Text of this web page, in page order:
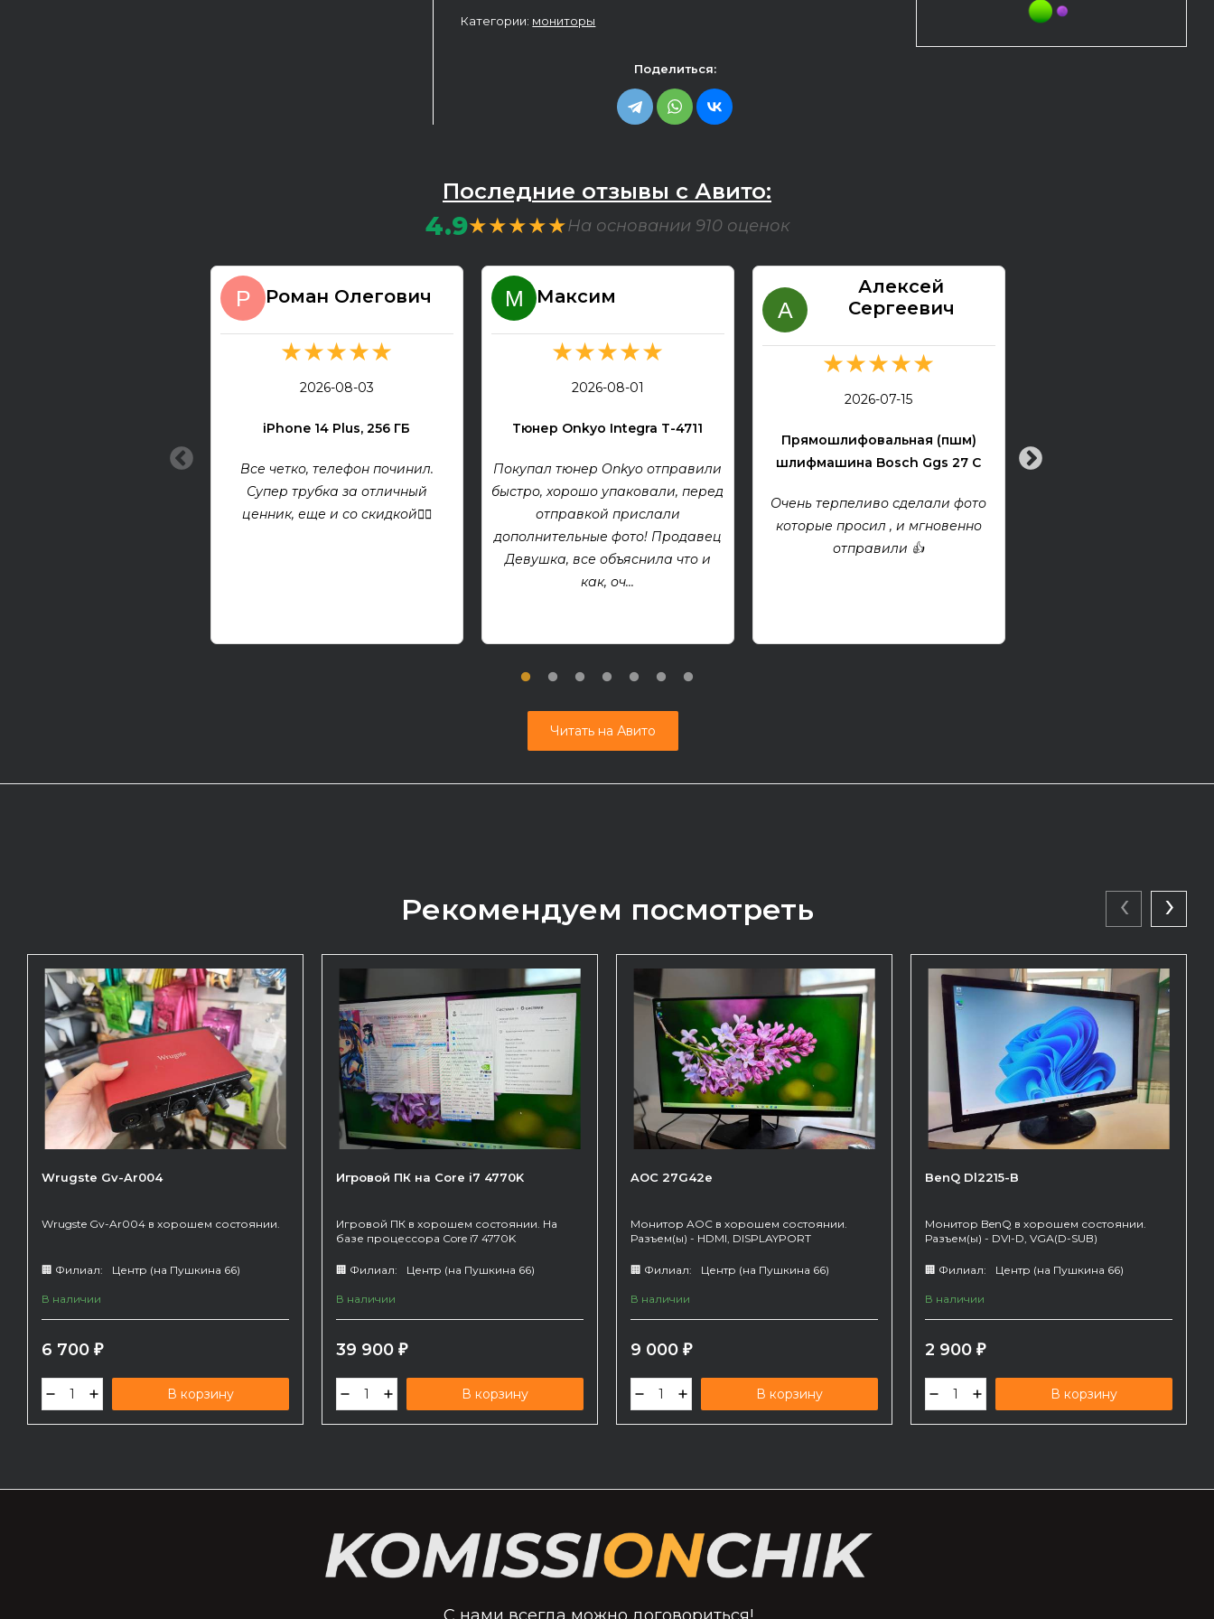
Категории: мониторы
Поделиться:
Последние отзывы с Авито:
4.9★★★★★На основании 910 оценок
Роман Олегович
★★★★★
2026-08-03
iPhone 14 Plus, 256 ГБ
Все четко, телефон починил.
Супер трубка за отличный
ценник, еще и со скидкой👍🏻
Максим
★★★★★
2026-08-01
Тюнер Onkyo Integra T-4711
Покупал тюнер Onkyo отправили
быстро, хорошо упаковали, перед
отправкой прислали
дополнительные фото! Продавец
Девушка, все объяснила что и
как, оч...
Алексей
Сергеевич
★★★★★
2026-07-15
Прямошлифовальная (пшм)
шлифмашина Bosch Ggs 27 C
Очень терпеливо сделали фото
которые просил , и мгновенно
отправили 👍
Все хорошо! Гитара
Читать на Авито
Рекомендуем посмотреть
Wrugste Gv-Ar004
Wrugste Gv-Ar004 в хорошем состоянии.
🏢 Филиал: Центр (на Пушкина 66)
В наличии
6 700 ₽
В корзину
Игровой ПК на Core i7 4770K
Игровой ПК в хорошем состоянии. На
базе процессора Core i7 4770K
🏢 Филиал: Центр (на Пушкина 66)
В наличии
39 900 ₽
В корзину
AOC 27G42e
Монитор AOC в хорошем состоянии.
Разъем(ы) - HDMI, DISPLAYPORT
🏢 Филиал: Центр (на Пушкина 66)
В наличии
9 000 ₽
В корзину
BenQ Dl2215-B
Монитор BenQ в хорошем состоянии.
Разъем(ы) - DVI-D, VGА(D-SUB)
🏢 Филиал: Центр (на Пушкина 66)
В наличии
2 900 ₽
В корзину
‹ ›